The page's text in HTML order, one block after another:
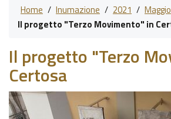
Home / Inumazione / 2021 / Maggio
Il progetto "Terzo Movimento" in
Il progetto "Terzo
Certosa